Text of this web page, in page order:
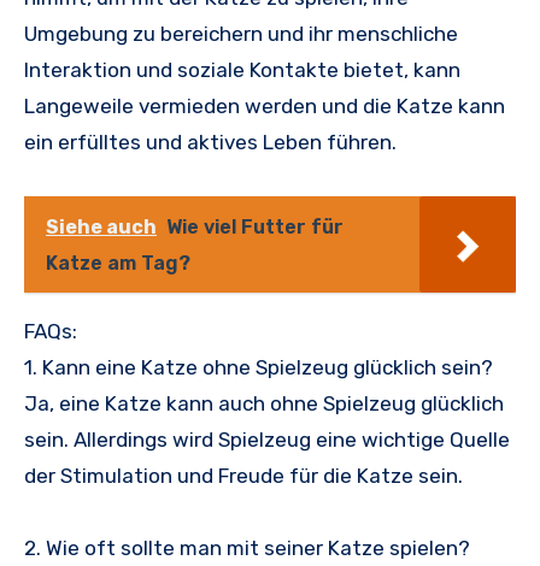
Umgebung zu bereichern und ihr menschliche
Interaktion und soziale Kontakte bietet, kann
Langeweile vermieden werden und die Katze kann
ein erfülltes und aktives Leben führen.
Siehe auch Wie viel Futter für
Katze am Tag?
FAQs:
1. Kann eine Katze ohne Spielzeug glücklich sein?
Ja, eine Katze kann auch ohne Spielzeug glücklich
sein. Allerdings wird Spielzeug eine wichtige Quelle
der Stimulation und Freude für die Katze sein.
2. Wie oft sollte man mit seiner Katze spielen?